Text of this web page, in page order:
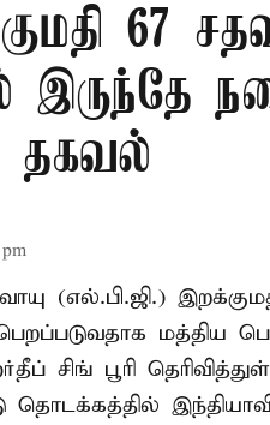
67
இருந்தே
தகவல்
(எல்.பி.ஜி.)
மத்திய
சிங் பூரி
தொடக்கத்தில்